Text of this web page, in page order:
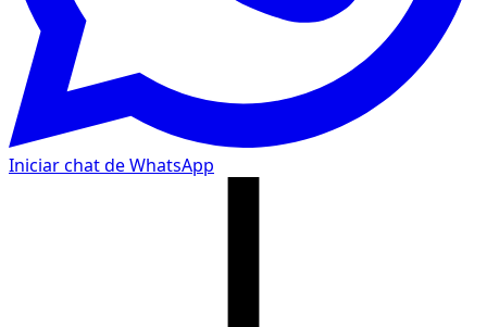
Iniciar chat de WhatsApp